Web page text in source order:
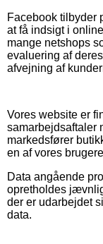
Facebook tilbyder
at få indsigt i
mange netshops
evaluering af
afvejning af
Vores website er
samarbejdsaftaler
markedsfører
en af vores
Data angående
opretholdes
der er udarbejdet
data.